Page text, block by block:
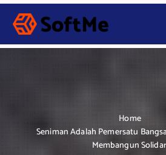
S
p
Home
Seniman Adalah Pemersatu
Membangun